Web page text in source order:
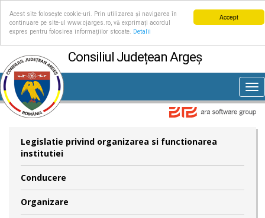
Accept
Acest site folosește cookie-uri. Prin utilizarea și navigarea în
continuare pe site-ul www.cjarges.ro, vă exprimați acordul
expres pentru folosirea informațiilor stocate.
Detalii
Consiliul Județean Argeș
Legislatie privind organizarea si functionarea
institutiei
Conducere
Organizare